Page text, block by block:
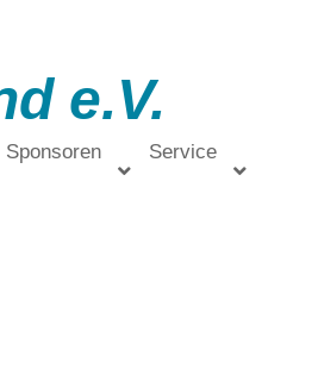
e.V.
Sponsoren Service